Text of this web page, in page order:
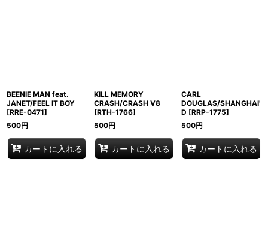
BEENIE MAN feat.
JANET/FEEL IT BOY
[RRE-0471]
500円
カートに入れる
KILL MEMORY
CRASH/CRASH V8
[RTH-1766]
500円
カートに入れる
CARL
DOUGLAS/SHANGHAI'
D [RRP-1775]
500円
カートに入れる